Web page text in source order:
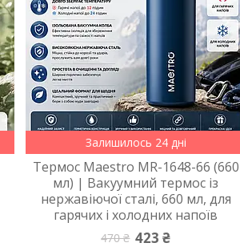
Залишилось 24 дні
Термос Maestro MR-1648-66 (660
мл) | Вакуумний термос із
нержавіючої сталі, 660 мл, для
гарячих і холодних напоїв
470 ₴ 423 ₴